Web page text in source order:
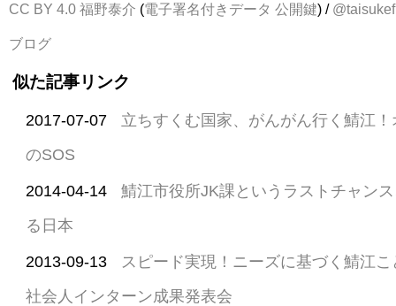
CC BY 4.0 福野泰介 (電子署名付きデータ 公開鍵) / @taisukef
ブログ
似た記事リンク
2017-07-07
立ちすくむ国家、がんがん行く鯖江
のSOS
2014-04-14
鯖江市役所JK課というラストチャン
る日本
2013-09-13
スピード実現！ニーズに基づく鯖江
社会人インターン成果発表会